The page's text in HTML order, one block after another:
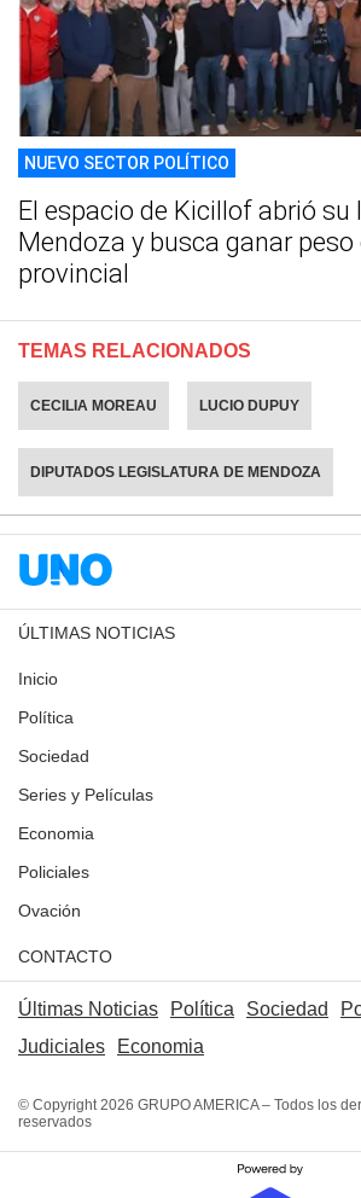
NUEVO SECTOR POLÍTICO
El espacio de Kicillof abrió su
Mendoza y busca ganar peso
provincial
TEMAS RELACIONADOS
CECILIA MOREAU LUCIO DUPUY
DIPUTADOS LEGISLATURA DE MENDOZA
ÚLTIMAS NOTICIAS
Inicio
Política
Sociedad
Series y Películas
Economia
Policiales
Ovación
CONTACTO
Últimas Noticias Política Sociedad
Judiciales
Economia
© Copyright 2026 GRUPO AMERICA – Todos los
reservados